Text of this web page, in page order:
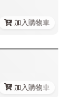
加入購物車
加入購物車